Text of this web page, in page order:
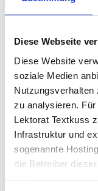
Diese Webseite
Diese Website
soziale Medien
Nutzungsverhalten
zu analysieren.
Lektorat Textkuss
Infrastruktur und
sogenannte
die Betreiber